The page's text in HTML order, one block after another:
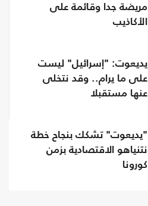
مريضة جدا وقائمة على
الأكاذيب
يديعوت: "إسرائيل" ليست
على ما يرام.. وقد نتخلى
عنها مستقبلا
"يديعوت" تشكك بنجاح خطة
نتنياهو الاقتصادية بزمن
كورونا